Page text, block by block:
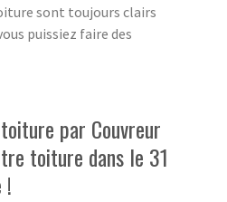
sont toujours clairs
puissiez faire des
par Couvreur
toiture dans le 31
!